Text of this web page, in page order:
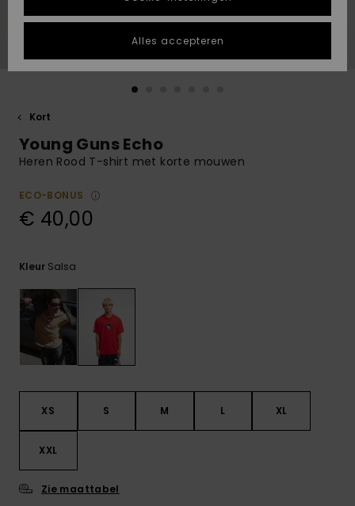
snelste
vraag te
krijgen.
Gesprek
antwoorden op
de meest
DUURZAAMHEID
STORE LOCATOR
VERLANGLIJST
Kort
Young Guns Echo
Heren Rood T-shirt met korte mouwen
ECO-BONUS
€ 40,00
Kleur Salsa
XS S M L XL
XXL
Zie maattabel
Alles accepteren